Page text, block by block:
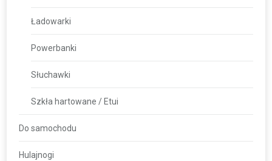
Ładowarki
Powerbanki
Słuchawki
Szkła hartowane / Etui
Do samochodu
Hulajnogi